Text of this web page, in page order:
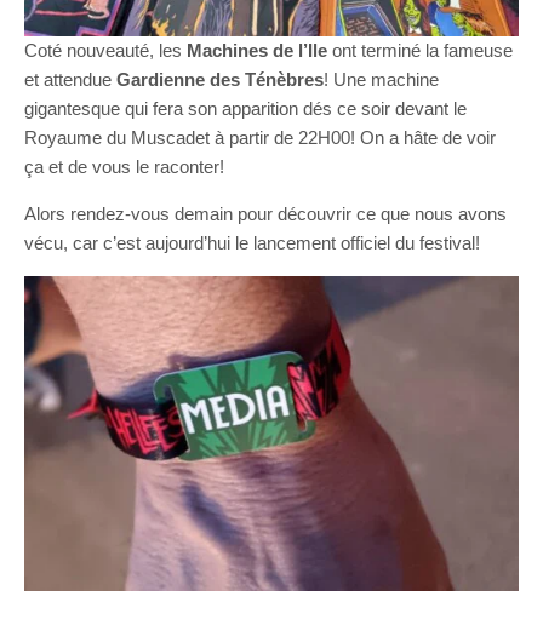
Coté nouveauté, les Machines de l’Ile ont terminé la fameuse
et attendue Gardienne des Ténèbres! Une machine
gigantesque qui fera son apparition dés ce soir devant le
Royaume du Muscadet à partir de 22H00! On a hâte de voir
ça et de vous le raconter!
Alors rendez-vous demain pour découvrir ce que nous avons
vécu, car c’est aujourd’hui le lancement officiel du festival!